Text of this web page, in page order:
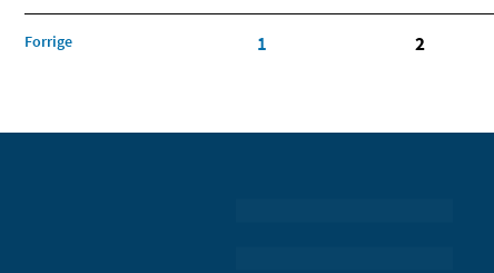
Forrige 1 2